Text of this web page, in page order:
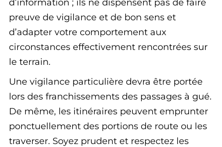
d’information ; ils ne dispensent pas de faire
preuve de vigilance et de bon sens et
d’adapter votre comportement aux
circonstances effectivement rencontrées sur
le terrain.
Une vigilance particulière devra être portée
lors des franchissements des passages à gué.
De même, les itinéraires peuvent emprunter
ponctuellement des portions de route ou les
traverser. Soyez prudent et respectez les